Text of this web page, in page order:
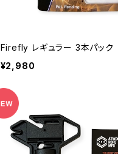
Firefly レギュラー 3本パック
¥2,980